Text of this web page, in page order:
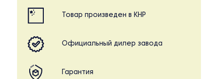
Товар произведен в КНР
Официальный дилер завода
Гарантия